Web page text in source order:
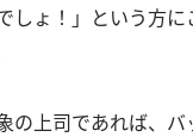
しょ！」という方
の上司であれば、